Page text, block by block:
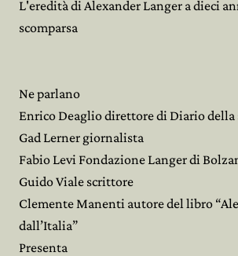
L'eredità di Alexander Langer a dieci
scomparsa
Ne parlano
Enrico Deaglio direttore di Diario
Gad Lerner giornalista
Fabio Levi Fondazione Langer di
Guido Viale scrittore
Clemente Manenti autore del libro
dall’Italia”
Presenta